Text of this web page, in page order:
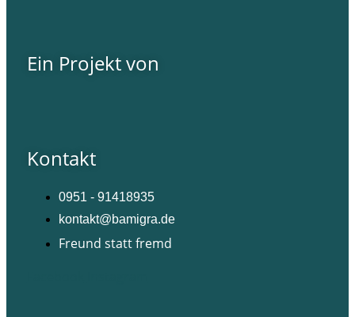
Ein Projekt von
Kontakt
0951 - 91418935
kontakt@bamigra.de
Freund statt fremd